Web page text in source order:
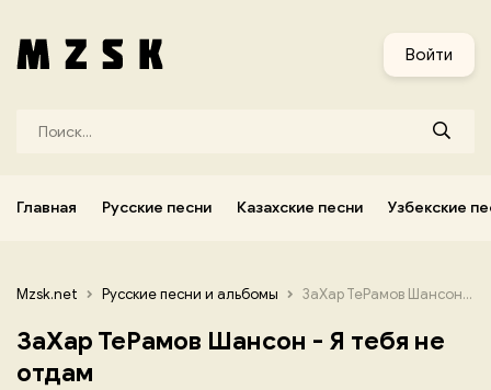
Войти
Главная Русские песни Казахские песни Узбекские
Mzsk.net Русские песни и альбомы ЗаХар ТеРамов Шансон - Я тебя не отдам
ЗаХар ТеРамов Шансон - Я тебя не
отдам
Узбекские песни Корейские песни